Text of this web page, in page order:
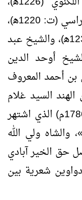
والشيخ محمد باقر بن مرتضى المدراسي (ت: 1220ﻫ)،
والشاه رفيع الدين الدهلوي (ت: 1233ﻫ)، والشيخ عبد
(ت: 1239ﻫ)، والشيخ أوحد الدين
وسيد علي بن أحمد المعروف
وحسان الهند السيد غلام
علي آزاد البلجرامي (ت: 1200ﻫ/ 1786م) الذي اشتهر
والشاه ولي الله
1763م)، وفضل حق الخير آبادي
دواوين شعرية بين